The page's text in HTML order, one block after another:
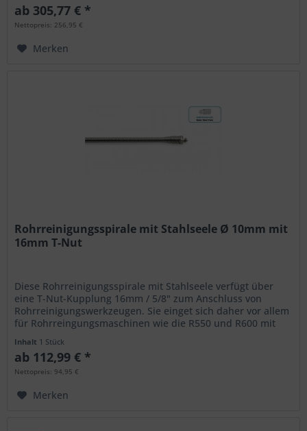
ab 305,77 € *
Nettopreis: 256,95 €
Merken
Rohrreinigungsspirale mit Stahlseele Ø 10mm mit
16mm T-Nut
Diese Rohrreinigungsspirale mit Stahlseele verfügt über
eine T-Nut-Kupplung 16mm / 5/8" zum Anschluss von
Rohrreinigungswerkzeugen. Sie einget sich daher vor allem
für Rohrreingungsmaschinen wie die R550 und R600 mit
Inhalt 1 Stück
ab 112,99 € *
Nettopreis: 94,95 €
Merken